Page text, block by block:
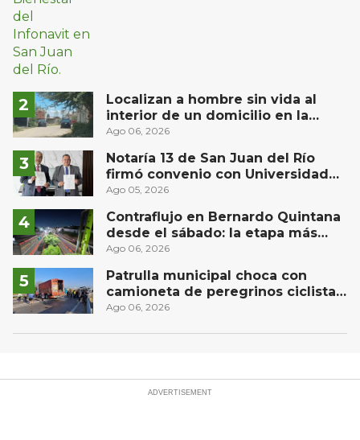
Localizan a hombre sin vida al
interior de un domicilio en la
comunidad El Rodeo, San Juan del
Ago 06, 2026
Notaría 13 de San Juan del Río
firmó convenio con Universidad
Privada del Bajío para recibir
Ago 05, 2026
Contraflujo en Bernardo Quintana
desde el sábado: la etapa más
compleja del operativo vial
Ago 06, 2026
Patrulla municipal choca con
camioneta de peregrinos ciclistas
en la autopista México-Querétaro
Ago 06, 2026